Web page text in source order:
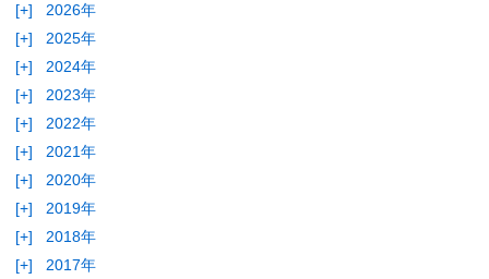
[+]
2026年
[+]
2025年
[+]
2024年
[+]
2023年
[+]
2022年
[+]
2021年
[+]
2020年
[+]
2019年
[+]
2018年
[+]
2017年